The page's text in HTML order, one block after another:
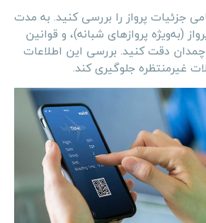
جزئیات پرواز را بررسی کنید. به مدت
(به‌ویژه پروازهای شبانه)، و قوانین
چمدان دقت کنید. بررسی این اطلاعات
غیرمنتظره جلوگیری کند.